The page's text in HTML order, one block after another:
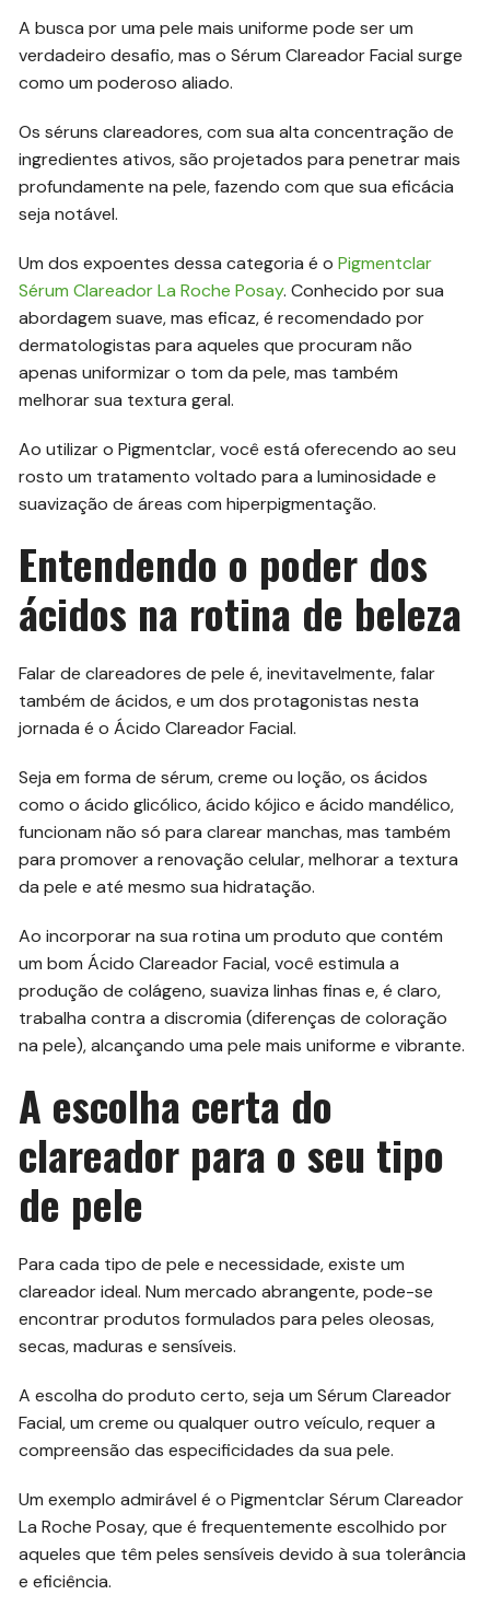
A busca por uma pele mais uniforme pode ser um
verdadeiro desafio, mas o Sérum Clareador Facial surge
como um poderoso aliado.
Os séruns clareadores, com sua alta concentração de
ingredientes ativos, são projetados para penetrar mais
profundamente na pele, fazendo com que sua eficácia
seja notável.
Um dos expoentes dessa categoria é oPigmentclar
Sérum Clareador La Roche Posay. Conhecido por sua
abordagem suave, mas eficaz, é recomendado por
dermatologistas para aqueles que procuram não
apenas uniformizar o tom da pele, mas também
melhorar sua textura geral.
Ao utilizar o Pigmentclar, você está oferecendo ao seu
rosto um tratamento voltado para a luminosidade e
suavização de áreas com hiperpigmentação.
Entendendo o poder dos
ácidos na rotina de beleza
Falar de clareadores de pele é, inevitavelmente, falar
também de ácidos, e um dos protagonistas nesta
jornada é o Ácido Clareador Facial.
Seja em forma de sérum, creme ou loção, os ácidos
como o ácido glicólico, ácido kójico e ácido mandélico,
funcionam não só para clarear manchas, mas também
para promover a renovação celular, melhorar a textura
da pele e até mesmo sua hidratação.
Ao incorporar na sua rotina um produto que contém
um bom Ácido Clareador Facial, você estimula a
produção de colágeno, suaviza linhas finas e, é claro,
trabalha contra a discromia (diferenças de coloração
na pele), alcançando uma pele mais uniforme e vibrante.
A escolha certa do
clareador para o seu tipo
de pele
Para cada tipo de pele e necessidade, existe um
clareador ideal. Num mercado abrangente, pode-se
encontrar produtos formulados para peles oleosas,
secas, maduras e sensíveis.
A escolha do produto certo, seja um Sérum Clareador
Facial, um creme ou qualquer outro veículo, requer a
compreensão das especificidades da sua pele.
Um exemplo admirável é o Pigmentclar Sérum Clareador
La Roche Posay, que é frequentemente escolhido por
aqueles que têm peles sensíveis devido à sua tolerância
e eficiência.